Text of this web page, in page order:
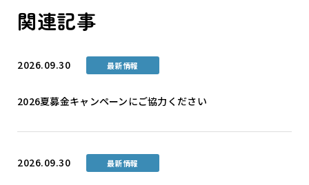
関連記事
2026.09.30 最新情報
2026夏募金キャンペーンにご協力ください
2026.09.30 最新情報